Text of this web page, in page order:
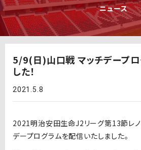
ニュース
5/9(日)山口戦 マッチデープロ
した！
2021.5.8
2021明治安田生命J2リーグ第13節レ
デープログラムを配信いたしました。